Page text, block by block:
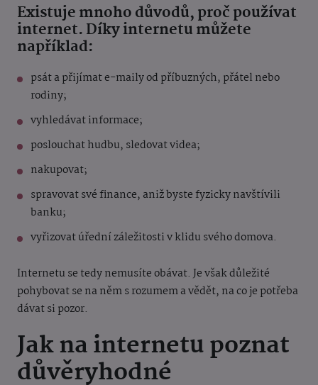
Existuje mnoho důvodů, proč používat
internet. Díky internetu můžete
například:
psát a přijímat e-maily od příbuzných, přátel nebo
rodiny;
vyhledávat informace;
poslouchat hudbu, sledovat videa;
nakupovat;
spravovat své finance, aniž byste fyzicky navštívili
banku;
vyřizovat úřední záležitosti v klidu svého domova.
Internetu se tedy nemusíte obávat. Je však důležité
pohybovat se na něm s rozumem a vědět, na co je potřeba
dávat si pozor.
Jak na internetu poznat
důvěryhodné